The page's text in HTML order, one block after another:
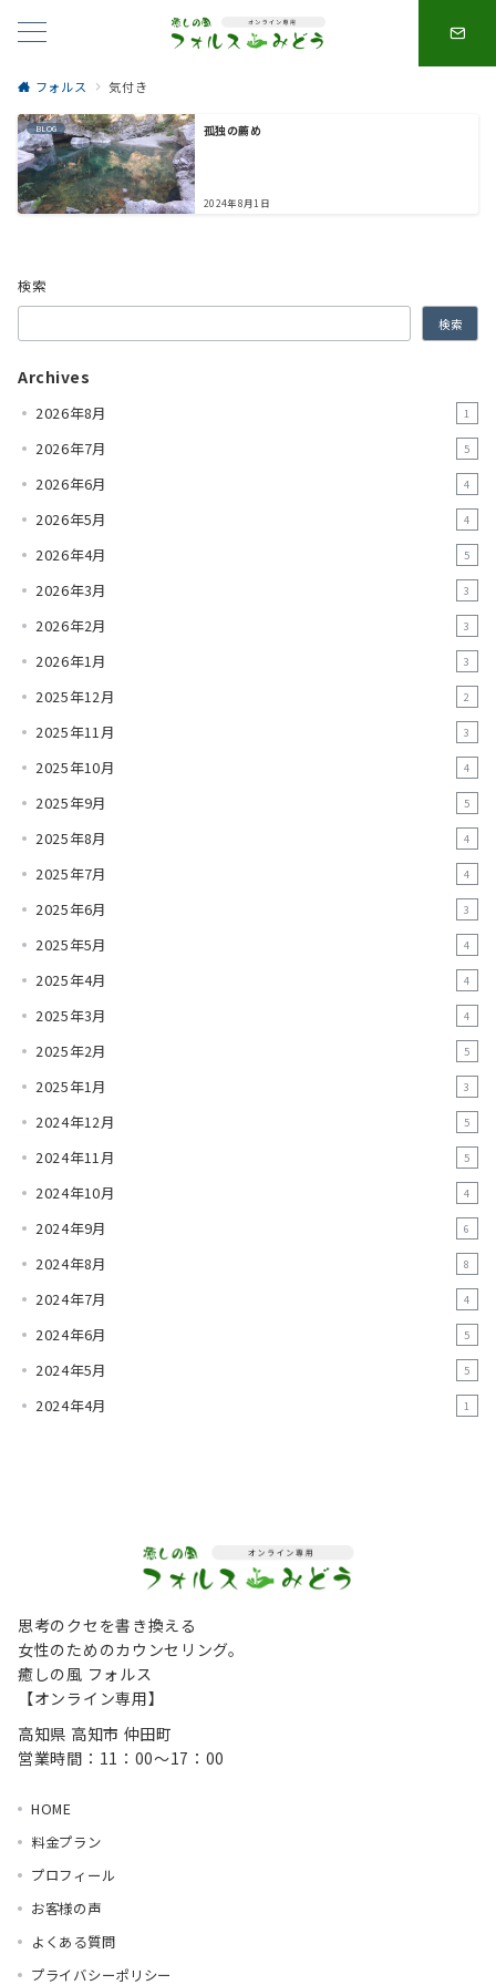
フォルス 気付き
BLOG 孤独の薦め
2024年8月1日
検索
検索
Archives
2026年8月 1
2026年7月 5
2026年6月 4
2026年5月 4
2026年4月 5
2026年3月 3
2026年2月 3
2026年1月 3
2025年12月 2
2025年11月 3
2025年10月 4
2025年9月 5
2025年8月 4
2025年7月 4
2025年6月 3
2025年5月 4
2025年4月 4
2025年3月 4
2025年2月 5
2025年1月 3
2024年12月 5
2024年11月 5
2024年10月 4
2024年9月 6
2024年8月 8
2024年7月 4
2024年6月 5
2024年5月 5
2024年4月 1
思考のクセを書き換える
女性のためのカウンセリング。
癒しの風 フォルス
【オンライン専用】
高知県 高知市 仲田町
営業時間：11：00～17：00
HOME
料金プラン
プロフィール
お客様の声
よくある質問
プライバシーポリシー